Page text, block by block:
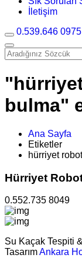
İletişim
0.539.646 0975
bulma"
Ana Sayfa
Etiketler
hürriyet
Hürriyet
0.552.735 8049
Su Kaçak Tespiti
TasarımAnkara